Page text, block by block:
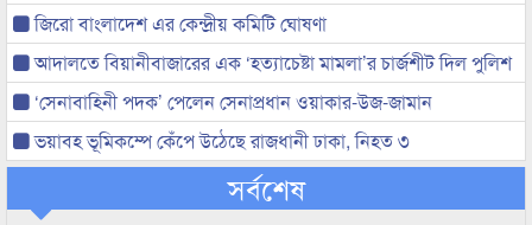
জিরো বাংলাদেশ এর কেন্দ্রীয় কমিটি ঘোষণা
আদালতে বিয়ানীবাজারের এক ‘হত্যাচেষ্টা মামলা’র চার্জশীট দিল পুলিশ
‘সেনাবাহিনী পদক’ পেলেন সেনাপ্রধান ওয়াকার-উজ-জামান
ভয়াবহ ভূমিকম্পে কেঁপে উঠেছে রাজধানী ঢাকা, নিহত ৩
সর্বশেষ